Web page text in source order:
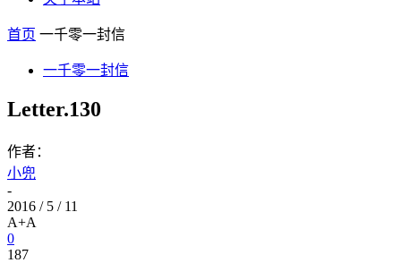
首页 一千零一封信
一千零一封信
Letter.130
作者：
小兜
-
2016 / 5 / 11
A+A
0
187